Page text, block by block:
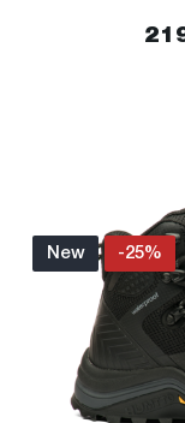
New -25%